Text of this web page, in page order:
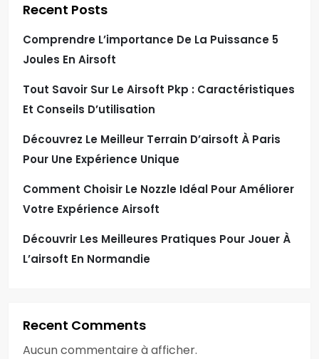
Recent Posts
Comprendre L’importance De La Puissance 5
Joules En Airsoft
Tout Savoir Sur Le Airsoft Pkp : Caractéristiques
Et Conseils D’utilisation
Découvrez Le Meilleur Terrain D’airsoft À Paris
Pour Une Expérience Unique
Comment Choisir Le Nozzle Idéal Pour Améliorer
Votre Expérience Airsoft
Découvrir Les Meilleures Pratiques Pour Jouer À
L’airsoft En Normandie
Recent Comments
Aucun commentaire à afficher.